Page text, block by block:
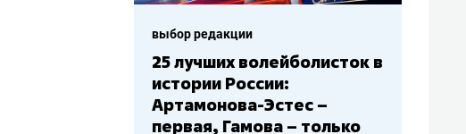
выбор редакции
Бюджеты клубов КХЛ: СКА
– главный мажор, «Ак
Барс» – второй, «Салават
Юлаев» – середняк